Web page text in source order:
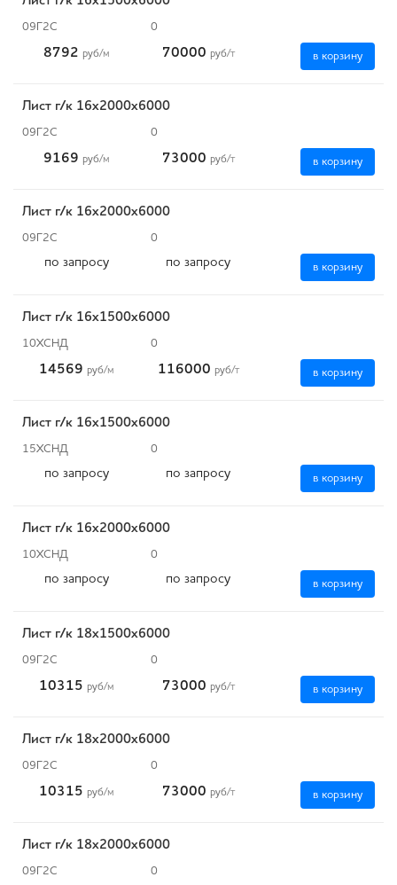
09Г2С 0
8792 руб/м 70000 руб/т в корзину
Лист г/к 16х2000х6000
09Г2С 0
9169 руб/м 73000 руб/т в корзину
Лист г/к 16х2000х6000
09Г2С 0
по запросу по запросу в корзину
Лист г/к 16х1500х6000
10ХСНД 0
14569 руб/м 116000 руб/т в корзину
Лист г/к 16х1500х6000
15ХСНД 0
по запросу по запросу в корзину
Лист г/к 16х2000х6000
10ХСНД 0
по запросу по запросу в корзину
Лист г/к 18х1500х6000
09Г2С 0
10315 руб/м 73000 руб/т в корзину
Лист г/к 18х2000х6000
09Г2С 0
10315 руб/м 73000 руб/т в корзину
Лист г/к 18х2000х6000
09Г2С 0